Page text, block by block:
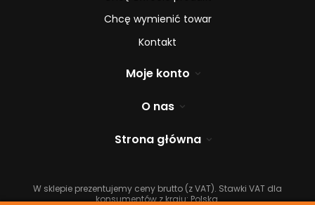
Chcę wymienić towar
Kontakt
Moje konto
O nas
Strona główna
W sklepie prezentujemy ceny brutto (z VAT). Stawki VAT dla
konsumentów z kraju:Polska.